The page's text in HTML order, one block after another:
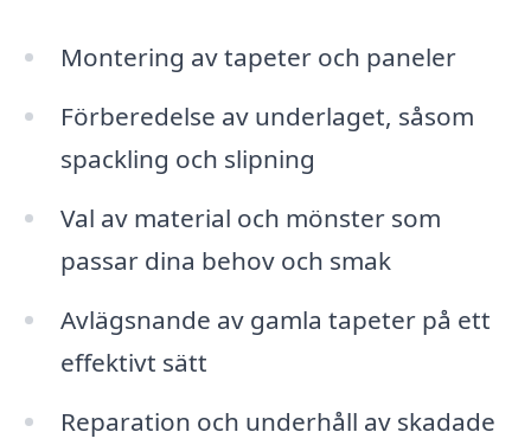
Montering av tapeter och paneler
Förberedelse av underlaget, såsom
spackling och slipning
Val av material och mönster som
passar dina behov och smak
Avlägsnande av gamla tapeter på ett
effektivt sätt
Reparation och underhåll av skadade